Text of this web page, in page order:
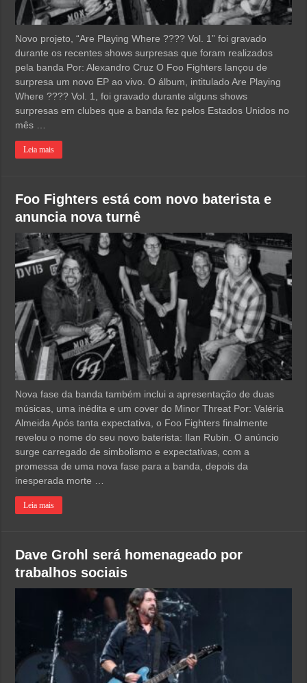
Novo projeto, “Are Playing Where ???? Vol. 1” foi gravado
durante os recentes shows surpresas que foram realizados
pela banda Por: Alexandro Cruz O Foo Fighters lançou de
surpresa um novo EP ao vivo. O álbum, intitulado Are Playing
Where ???? Vol. 1, foi gravado durante alguns shows
surpresas em clubes que a banda fez pelos Estados Unidos no
mês …
Leia mais
Foo Fighters está com novo baterista e
anuncia nova turnê
Nova fase da banda também inclui a apresentação de duas
músicas, uma inédita e um cover do Minor Threat Por: Valéria
Almeida Após tanta expectativa, o Foo Fighters finalmente
revelou o nome do seu novo baterista: Ilan Rubin. O anúncio
surge carregado de simbolismo e expectativas, com a
promessa de uma nova fase para a banda, depois da
inesperada morte …
Leia mais
Dave Grohl será homenageado por
trabalhos sociais